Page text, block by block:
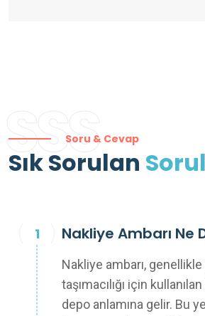
SSSSoru & Cevap
Sık Sorulan
Nakliye Ambarı Ne
Nakliye ambarı,
taşımacılığı için
depo anlamına gelir. Bu